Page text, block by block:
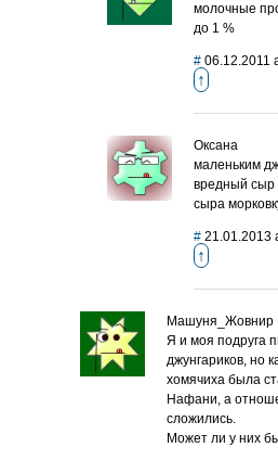
молочные
до 1 %
# 06.12.2011
↑
Оксана
маленьким
вредный сыр
сыра
# 21.01.2013
↑
Машуня_Жовнир
Я и моя подруга
джунгариков, но
хомячиха была
Нафани, а
сложились.
Может ли у них